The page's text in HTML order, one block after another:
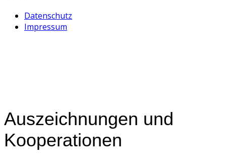
Datenschutz
Impressum
Auszeichnungen und
Kooperationen